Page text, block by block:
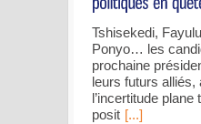
Tshisekedi,
Ponyo… les
prochaine
leurs futurs alliés,
l’incertitude
posit [...]